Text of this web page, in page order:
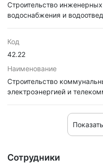
Строительство
водоснабжения и
Код
42.22
Наименование
Строительство
электроэнергией и
Сотрудники